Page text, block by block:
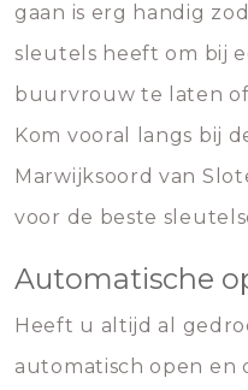
gaan is erg handig
sleutels heeft om bij
buurvrouw te laten
Kom vooral langs bij
Marwijksoord van
voor de beste
Automatische
Heeft u altijd al
automatisch open en